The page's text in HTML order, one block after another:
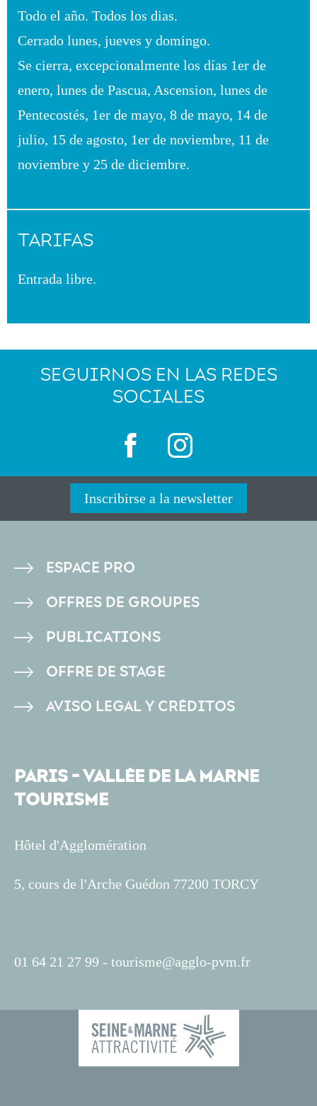
Todo el año. Todos los dias.
Cerrado lunes, jueves y domingo.
Se cierra, excepcionalmente los días 1er de
enero, lunes de Pascua, Ascension, lunes de
Pentecostés, 1er de mayo, 8 de mayo, 14 de
julio, 15 de agosto, 1er de noviembre, 11 de
noviembre y 25 de diciembre.
TARIFAS
Entrada libre.
SEGUIRNOS EN LAS REDES
SOCIALES
Inscribirse a la newsletter
PIED
DE
ESPACE PRO
OFFRES DE GROUPES
PUBLICATIONS
OFFRE DE STAGE
AVISO LEGAL Y CRÉDITOS
PARIS - VALLÉE DE LA MARNE
TOURISME
Hôtel d'Agglomération
5, cours de l'Arche Guédon 77200 TORCY
01 64 21 27 99 - tourisme@agglo-pvm.fr